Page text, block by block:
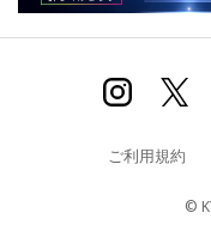
ご利用規約
©